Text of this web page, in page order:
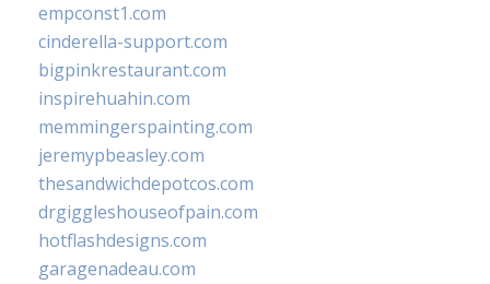
empconst1.com
cinderella-support.com
bigpinkrestaurant.com
inspirehuahin.com
memmingerspainting.com
jeremypbeasley.com
thesandwichdepotcos.com
drgiggleshouseofpain.com
hotflashdesigns.com
garagenadeau.com